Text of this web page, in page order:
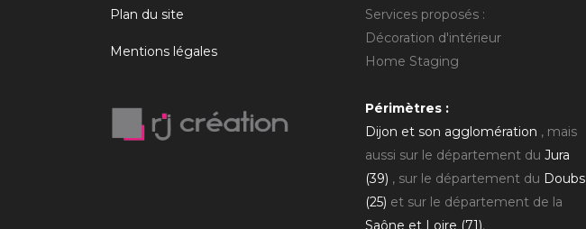
Plan du site
Mentions légales
Services proposés :
Décoration d'intérieur
Home Staging
Périmètres :
Dijon et son agglomération , mais
aussi sur le département du Jura
(39) , sur le département du Doubs
(25) et sur le département de la
Saône et Loire (71).